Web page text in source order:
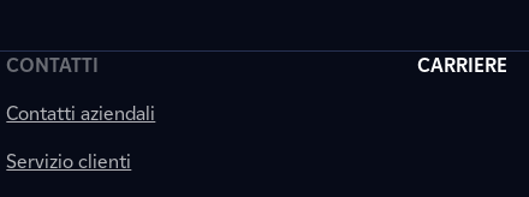
CONTATTI
Contatti aziendali
Servizio clienti
CARRIERE